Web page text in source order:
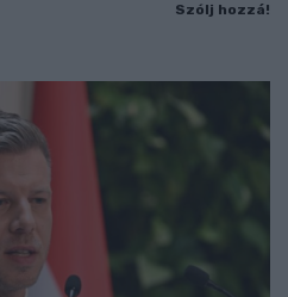
Szólj hozzá!